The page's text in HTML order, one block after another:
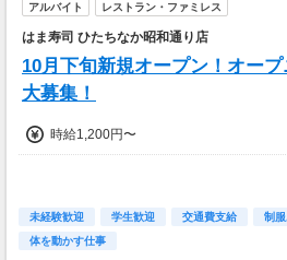
アルバイト レストラン・ファミレス
はま寿司 ひたちなか昭和通り店
10月下旬新規オープン！オー
大募集！
時給1,200円〜
未経験歓迎 学生歓迎 交通費支給 制服
体を動かす仕事